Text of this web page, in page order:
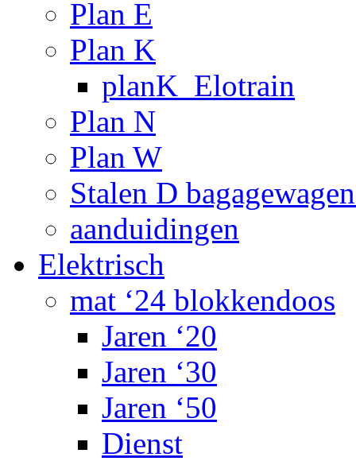
Plan E
Plan K
planK_Elotrain
Plan N
Plan W
Stalen D
aanduidingen
Elektrisch
mat ‘24 blokkendoos
Jaren ‘20
Jaren ‘30
Jaren ‘50
Dienst